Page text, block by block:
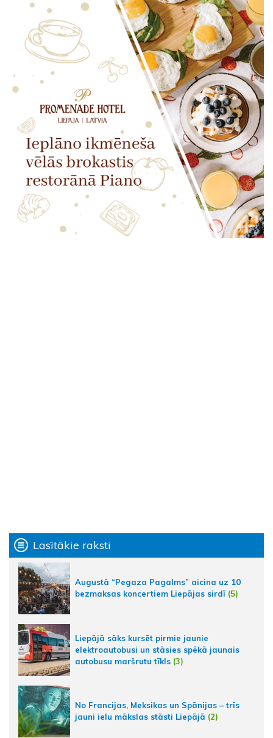
Lasītākie raksti
Augustā “Pegaza Pagalms” aicina uz 10
bezmaksas koncertiem Liepājas sirdī (5)
Liepājā sāks kursēt pirmie jaunie
elektroautobusi un stāsies spēkā jaunais
autobusu maršrutu tīkls (3)
No Francijas, Meksikas un Spānijas – trīs
jauni ielu mākslas stāsti Liepājā (2)